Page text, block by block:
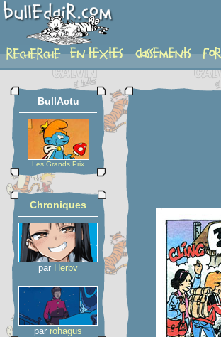
planche
BullActu
Les Grands Prix
Chroniques
par Herbv
par rohagus